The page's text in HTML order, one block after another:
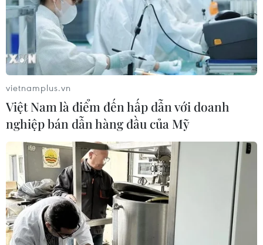
vietnamplus.vn
Việt Nam là điểm đến hấp dẫn với doanh
nghiệp bán dẫn hàng đầu của Mỹ